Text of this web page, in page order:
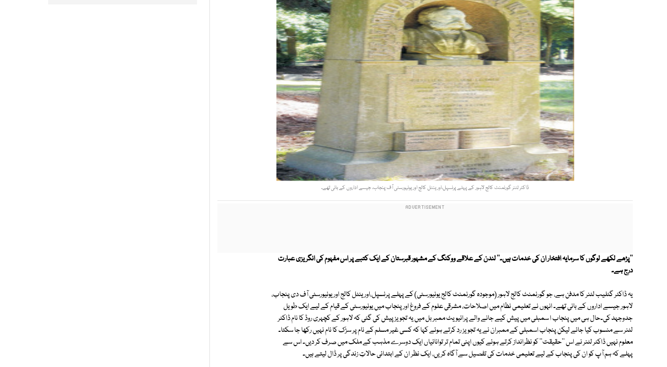
ڈاکٹر لٹنر گورنمنٹ کالج لاہور کے پہلے پرنسپل،اورینٹل کالج اور یونیورسٹی آف پنجاب، جیسے اداروں کے بانی تھے۔
''پڑھے لکھے لوگوں کا سرمایہ افتخار ان کی خدمات ہیں۔'' لندن کے علاقے ووکنگ کے مشہور قبرستان کے ایک کتبے پر اس مفہوم کی انگریزی عبارت
درج ہے۔
یہ ڈاکٹر گٹلیب لٹنر کا مدفن ہے، جو گورنمنٹ کالج لاہور (موجودہ گورنمنٹ کالج یونیورسٹی) کے پہلے پرنسپل،اورینٹل کالج اور یونیورسٹی آف دی پنجاب،
لاہور جیسے اداروں کے بانی تھے۔ انہوں نے تعلیمی نظام میں اصلاحات، مشرقی علوم کے فروغ اور پنجاب میں یونیورسٹی کے قیام کے لیے ایک طویل
جدوجہد کی۔حال ہی میں پنجاب ا سمبلی میں پیش کیے جانے والے پرائیویٹ ممبر بل میں یہ تجویز پیش کی گئی کہ لاہور کے کچہری روڈ کا نام ڈاکٹر
لٹنر سے منسوب کیا جائے لیکن پنجاب اسمبلی کے ممبران نے یہ تجویز رد کرتے ہوئے کہا کہ کسی غیر مسلم کے نام پر سڑک کا نام نہیں رکھا جا سکتا۔
معلوم نہیں ڈاکٹر لٹنر نے اس ''حقیقت'' کو نظرانداز کرتے ہوئے کیوں اپنی تمام تر توانائیاں ایک دوسرے مذہب کے ملک میں صرف کر دیں۔ اس سے
پہلے کہ ہم آپ کو ان کی پنجاب کے لیے تعلیمی خدمات کی تفصیل سے آگاہ کریں، ایک نظر ان کے ابتدائی حالاتِ زندگی پر ڈال لیتے ہیں۔